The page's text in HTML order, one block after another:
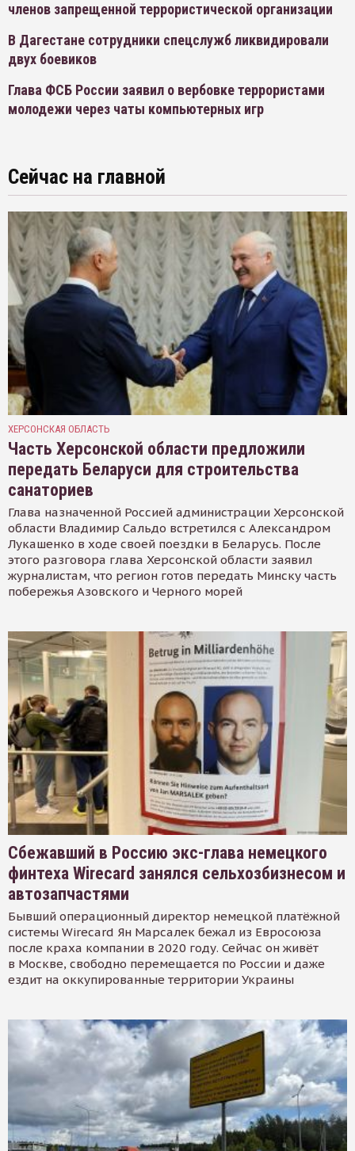
членов запрещенной террористической организации
В Дагестане сотрудники спецслужб ликвидировали
двух боевиков
Глава ФСБ России заявил о вербовке террористами
молодежи через чаты компьютерных игр
Сейчас на главной
ХЕРСОНСКАЯ ОБЛАСТЬ
Часть Херсонской области предложили
передать Беларуси для строительства
санаториев
Глава назначенной Россией администрации Херсонской
области Владимир Сальдо встретился с Александром
Лукашенко в ходе своей поездки в Беларусь. После
этого разговора глава Херсонской области заявил
журналистам, что регион готов передать Минску часть
побережья Азовского и Черного морей
Сбежавший в Россию экс-глава немецкого
финтеха Wirecard занялся сельхозбизнесом и
автозапчастями
Бывший операционный директор немецкой платёжной
системы Wirecard Ян Марсалек бежал из Евросоюза
после краха компании в 2020 году. Сейчас он живёт
в Москве, свободно перемещается по России и даже
ездит на оккупированные территории Украины